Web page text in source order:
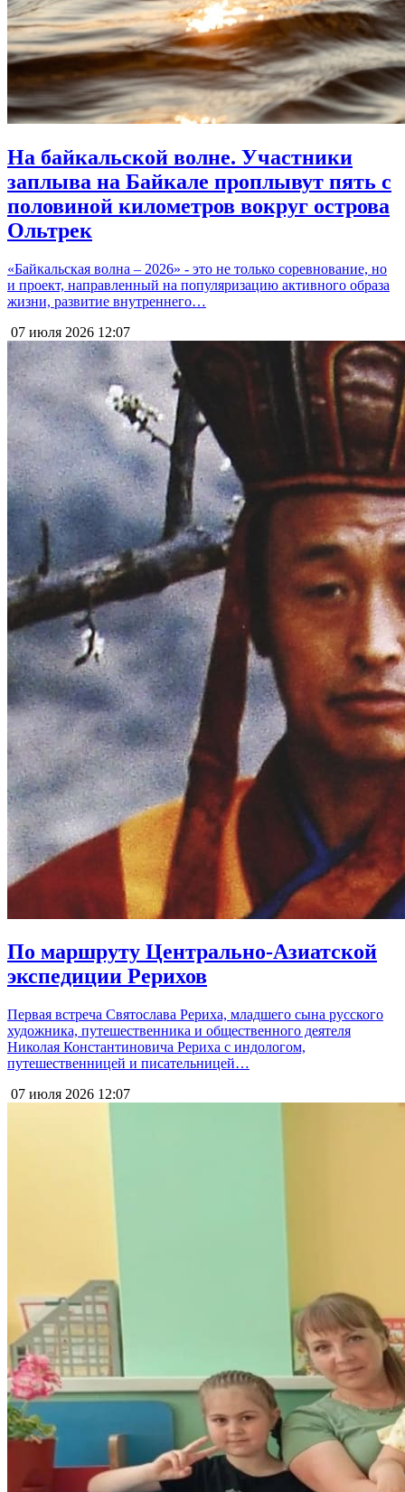
На байкальской волне. Участники
заплыва на Байкале проплывут пять с
половиной километров вокруг острова
Ольтрек
«Байкальская волна – 2026» - это не только соревнование, но
и проект, направленный на популяризацию активного образа
жизни, развитие внутреннего…
07 июля 2026 12:07
По маршруту Центрально-Азиатской
экспедиции Рерихов
Первая встреча Святослава Рериха, младшего сына русского
художника, путешественника и общественного деятеля
Николая Константиновича Рериха с индологом,
путешественницей и писательницей…
07 июля 2026 12:07